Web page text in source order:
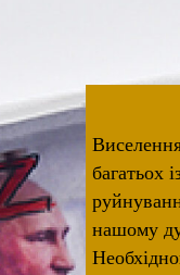
багатьох
нашому